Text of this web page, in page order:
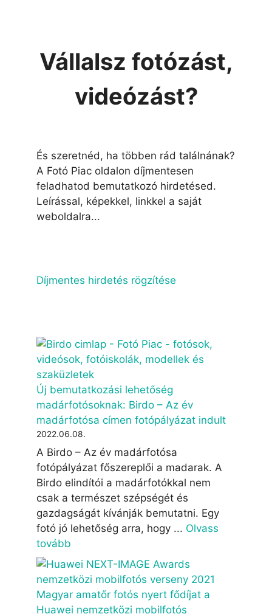
Vállalsz fotózást,
videózást?
És szeretnéd, ha többen rád találnának?
A Fotó Piac oldalon díjmentesen
feladhatod bemutatkozó hirdetésed.
Leírással, képekkel, linkkel a saját
weboldalra...
Díjmentes hirdetés rögzítése
Új bemutatkozási lehetőség
madárfotósoknak: Birdo – Az év
madárfotósa címen fotópályázat indult
2022.06.08.
A Birdo – Az év madárfotósa
fotópályázat főszereplői a madarak. A
Birdo elindítói a madárfotókkal nem
csak a természet szépségét és
gazdagságát kívánják bemutatni. Egy
fotó jó lehetőség arra, hogy ... Olvass
tovább
Magyar amatőr fotós nyert fődíjat a
Huawei nemzetközi mobilfotós